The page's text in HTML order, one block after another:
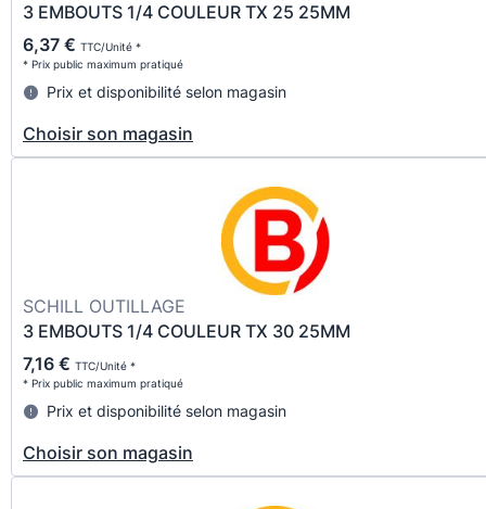
3 EMBOUTS 1/4 COULEUR TX 25 25MM
6,37 € TTC/Unité *
* Prix public maximum pratiqué
Prix et disponibilité selon magasin
Choisir son magasin
SCHILL OUTILLAGE
3 EMBOUTS 1/4 COULEUR TX 30 25MM
7,16 € TTC/Unité *
* Prix public maximum pratiqué
Prix et disponibilité selon magasin
Choisir son magasin